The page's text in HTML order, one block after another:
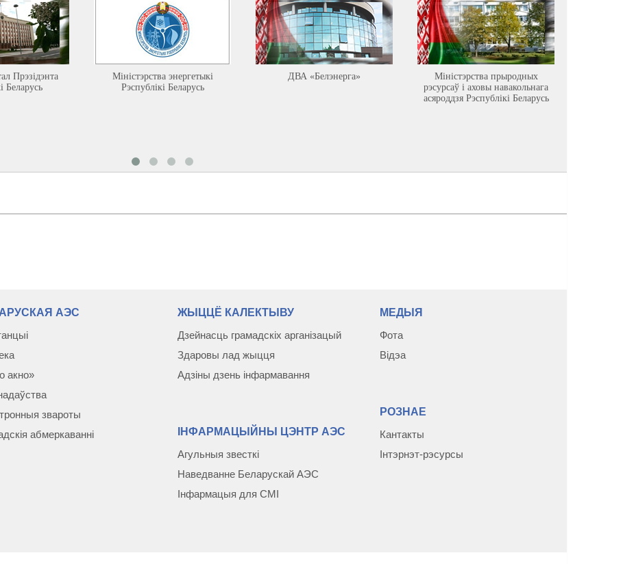
Прэзідэнта
Беларусь
Міністэрства энергетыкі
Рэспублікі Беларусь
ДВА «Белэнерга»
Міністэрства прыродных
рэсурсаў і аховы навакольнага
асяроддзя Рэспублікі Беларусь
АЭС
акно»
звароты
абмеркаваннi
ЖЫЦЦЁ КАЛЕКТЫВУ
Дзейнасць грамадскіх арганізацый
Здаровы лад жыцця
Адзіны дзень інфармавання
ІНФАРМАЦЫЙНЫ ЦЭНТР АЭС
Агульныя звесткі
Наведванне Беларускай АЭС
Інфармацыя для СМІ
МЕДЫЯ
Фота
Відэа
РОЗНАЕ
Кантакты
Інтэрнэт-рэсурсы